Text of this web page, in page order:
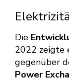
Die
2022 zeigte
gegenüber
Power